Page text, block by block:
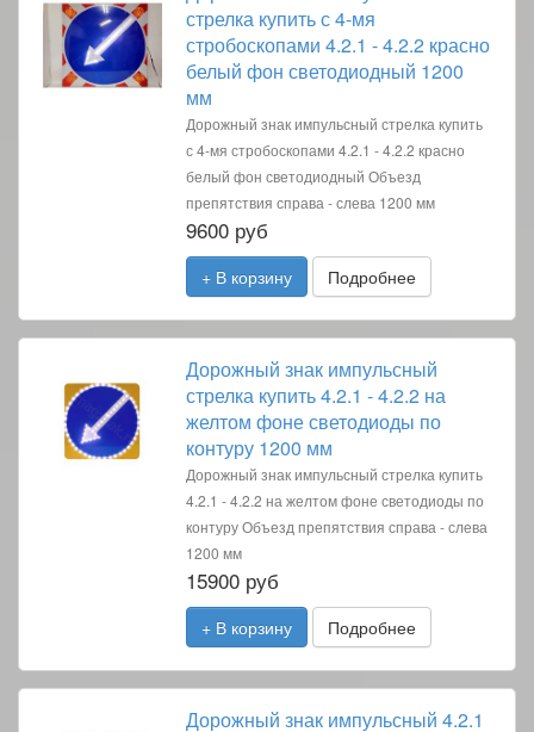
стрелка купить с 4-мя
стробоскопами 4.2.1 - 4.2.2 красно
белый фон светодиодный 1200
мм
Дорожный знак импульсный стрелка купить
с 4-мя стробоскопами 4.2.1 - 4.2.2 красно
белый фон светодиодный Объезд
препятствия справа - слева 1200 мм
9600 руб
+ В корзину Подробнее
Дорожный знак импульсный
стрелка купить 4.2.1 - 4.2.2 на
желтом фоне светодиоды по
контуру 1200 мм
Дорожный знак импульсный стрелка купить
4.2.1 - 4.2.2 на желтом фоне светодиоды по
контуру Объезд препятствия справа - слева
1200 мм
15900 руб
+ В корзину Подробнее
Дорожный знак импульсный 4.2.1